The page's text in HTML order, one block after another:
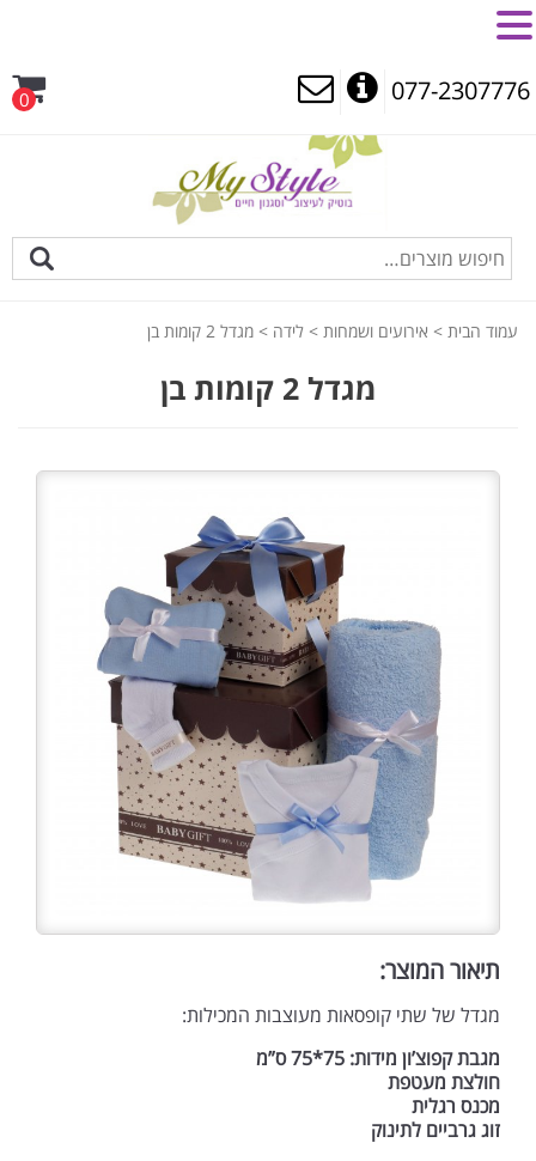
077-2307776
0
עמוד הבית > אירועים ושמחות > לידה > מגדל 2 קומות בן
מגדל 2 קומות בן
תיאור המוצר:
מגדל של שתי קופסאות מעוצבות המכילות:
מגבת קפוצ’ון מידות: 75*75 ס”מ
חולצת מעטפת
מכנס רגלית
זוג גרביים לתינוק